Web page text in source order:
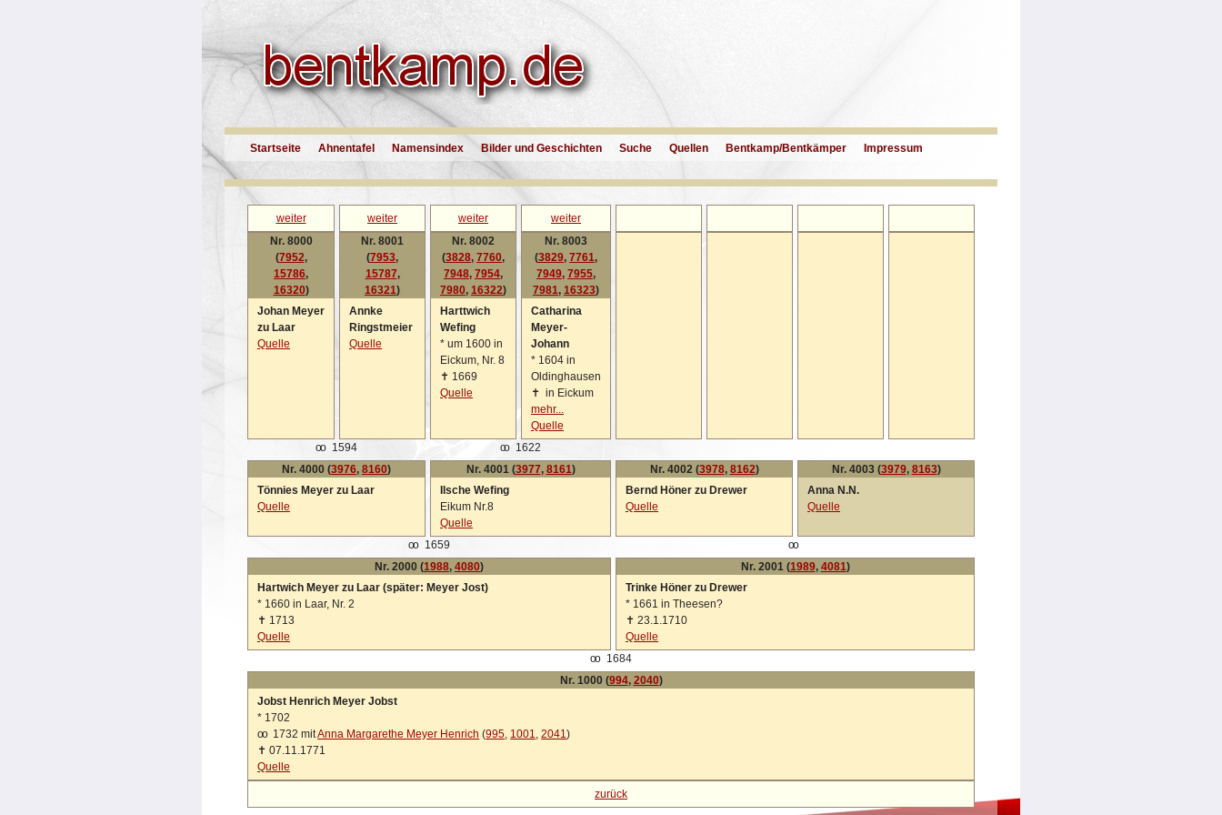
Startseite Ahnentafel Namensindex Bilder und Geschichten Suche Quellen Bentkamp/Bentkämper Impressum
weiter weiter weiter
weiter
Nr. 8000
(7952,
15786,
16320)
Johan Meyer
zu Laar
Quelle
Nr. 8001
(7953,
15787,
16321)
Annke
Ringstmeier
Quelle
Nr. 8002
(3828, 7760,
7948, 7954,
7980, 16322)
Harttwich
Wefing
* um 1600 in
Eickum, Nr. 8
✝ 1669
Quelle
Nr. 8003
(3829, 7761,
7949, 7955,
7981, 16323)
Catharina
Meyer-
Johann
* 1604 in
Oldinghausen
✝ in Eickum
mehr...
Quelle
oo
1594 oo
1622
Nr. 4000 (3976, 8160)
Tönnies Meyer zu Laar
Quelle
Nr. 4001 (3977, 8161)
Ilsche Wefing
Eikum Nr.8
Quelle
Nr. 4002 (3978, 8162)
Bernd Höner zu Drewer
Quelle
Nr. 4003 (3979, 8163)
Anna N.N.
Quelle
oo 1659
oo
Nr. 2000 (1988, 4080)
Hartwich Meyer zu Laar (später: Meyer Jost)
* 1660 in Laar, Nr. 2
✝ 1713
Quelle
Nr. 2001 (1989, 4081)
Trinke Höner zu Drewer
* 1661 in Theesen?
✝ 23.1.1710
Quelle
oo
1684
Nr. 1000 (994, 2040)
Jobst Henrich Meyer Jobst
* 1702
oo
1732 mitAnna Margarethe Meyer Henrich (995, 1001,2041)
✝ 07.11.1771
Quelle
zurück